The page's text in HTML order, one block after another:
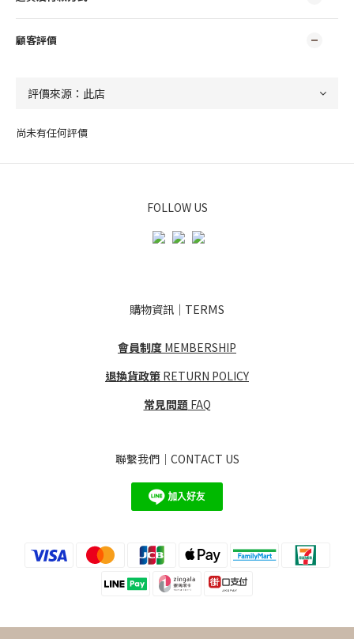
顧客評價
尚未有任何評價
FOLLOW US
購物資訊｜TERMS
會員制度 MEMBERSHIP
退換貨政策 RETURN POLICY
常見問題FAQ
聯繫我們｜CONTACT US